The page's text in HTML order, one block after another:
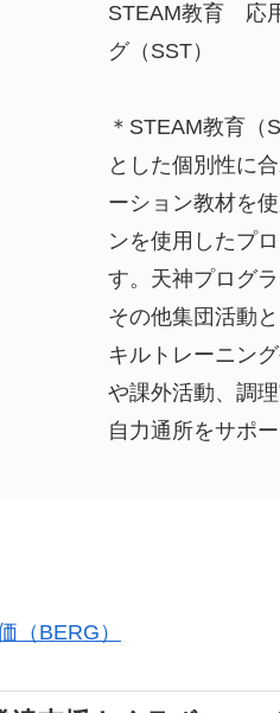
STEAM教育 応
グ（SST）
＊STEAM教育（
とした個別性に
ーション教材を
ンを使用したプ
す。天神プログ
その他集団活動
キルトレーニン
や課外活動、調
自力通所をサポ
（BERG）